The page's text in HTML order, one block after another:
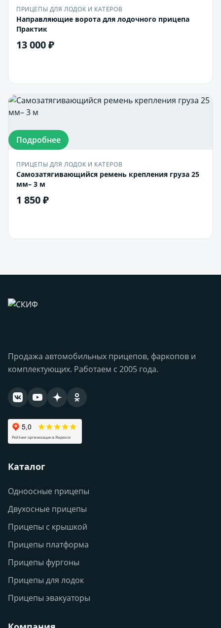
ПРИЦЕПЫ ДЛЯ ЛОДОК И КАТЕРОВ
Направляющие ворота для лодочного прицепа
Практик
13 000 ₽
Подробнее
ПРИЦЕПЫ ДЛЯ ЛОДОК И КАТЕРОВ
Самозатягивающийся ремень крепления груза 25
мм– 3 м
1 850 ₽
Продажа автомобильных прицепов, фаркопов и
комплектующих. Работаем с 2005 года.
Каталог
Одноосные прицепы
Двухосные прицепы
Прицепы с крышкой
Прицепы платформа
Прицепы фургоны
Прицепы для лодок
Прицепы эвакуаторы